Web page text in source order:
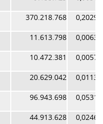
370.218.768
11.613.798
10.472.381
20.629.042
96.943.698
44.913.628